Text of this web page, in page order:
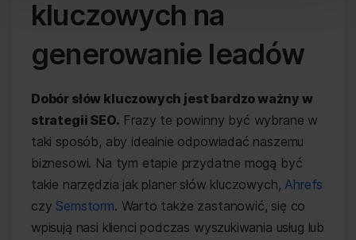
kluczowych na
generowanie leadów
Dobór słów kluczowych jest bardzo ważny w
strategii SEO. Frazy te powinny być wybrane w
taki sposób, aby idealnie odpowiadać naszemu
biznesowi. Na tym etapie przydatne mogą być
takie narzędzia jak planer słów kluczowych,Ahrefs
czySemstorm. Warto także zastanowić, się co
wpisują nasi klienci podczas wyszukiwania usług lub